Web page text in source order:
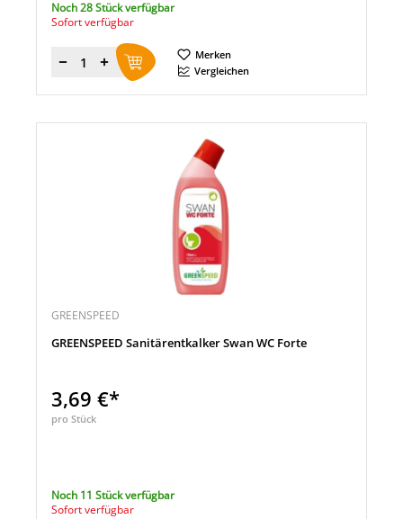
Noch 28 Stück verfügbar
Sofort verfügbar
Menge
Merken
Vergleichen
GREENSPEED
GREENSPEED Sanitärentkalker Swan WC Forte
3,69 €*
pro Stück
Noch 11 Stück verfügbar
Sofort verfügbar